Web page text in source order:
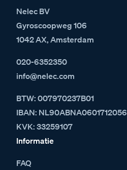
Nelec BV
Gyroscoopweg 106
1042 AX, Amsterdam
020-6352350
info@nelec.com
BTW: 007970237B01
IBAN: NL90ABNA0601712056
KVK: 33259107
Informatie
FAQ